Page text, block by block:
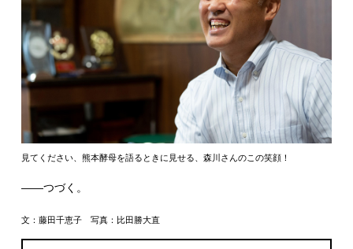
見てください、熊本酵母を語るときに見せる、森川さんのこの笑顔！
――つづく。
文：藤田千恵子 写真：比田勝大直